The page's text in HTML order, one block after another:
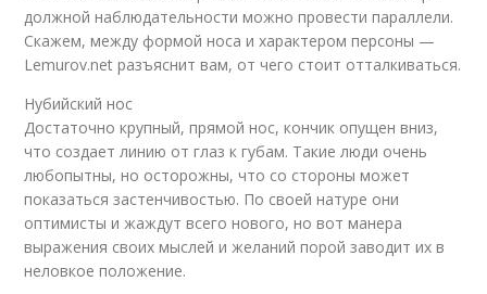
должной наблюдательности можно провести параллели.
Скажем, между формой носа и характером персоны —
Lemurov.net разъяснит вам, от чего стоит отталкиваться.
Нубийский нос
Достаточно крупный, прямой нос, кончик опущен вниз,
что создает линию от глаз к губам. Такие люди очень
любопытны, но осторожны, что со стороны может
показаться застенчивостью. По своей натуре они
оптимисты и жаждут всего нового, но вот манера
выражения своих мыслей и желаний порой заводит их в
неловкое положение.